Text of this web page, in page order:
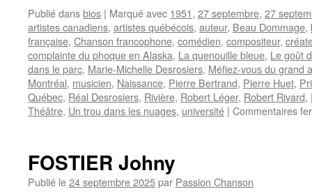
Publié dansbios | Marqué avec 1951, 27 septembre, 27
artistes canadiens, artistes québécois, auteur, Beau Dommage,
française, Chanson francophone, comédien, compositeur,
complainte du phoque en Alaska, La quenouille bleue, Le goût
dans le parc, Marie-Michelle Desrosiers, Méfiez-vous du grand
Montréal, musicien, Naissance, Pierre Bertrand, Pierre Huet,
Québec, Réal Desrosiers, Rivière, Robert Léger, Robert Rivard,
Théâtre, Un trou dans les nuages, université | Commentaires
FOSTIER Johny
Publié le24 septembre 2025par Passion Chanson